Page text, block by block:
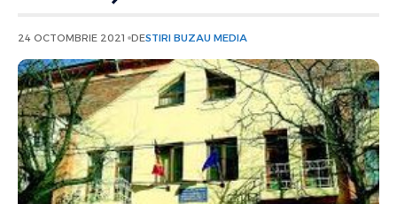
24 OCTOMBRIE 2021 DESTIRI BUZAU MEDIA